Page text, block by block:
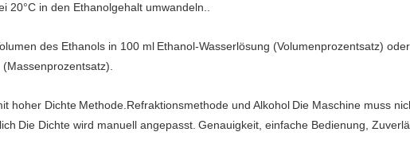
in den Ethanolgehalt umwandeln..
des Ethanols in 100 ml Ethanol-Wasserlösung (Volumenprozentsatz)
hoher Dichte Methode.Refraktionsmethode und Alkohol Die Maschine muss
Die Dichte wird manuell angepasst. Genauigkeit, einfache Bedienung,